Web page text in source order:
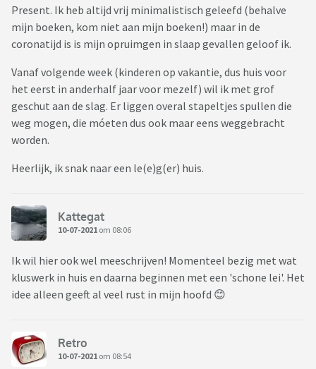
Present. Ik heb altijd vrij minimalistisch geleefd (behalve
mijn boeken, kom niet aan mijn boeken!) maar in de
coronatijd is is mijn opruimgen in slaap gevallen geloof ik.
Vanaf volgende week (kinderen op vakantie, dus huis voor
het eerst in anderhalf jaar voor mezelf) wil ik met grof
geschut aan de slag. Er liggen overal stapeltjes spullen die
weg mogen, die móeten dus ook maar eens weggebracht
worden.
Heerlijk, ik snak naar een le(e)g(er) huis.
Kattegat
10-07-2021 om 08:06
Ik wil hier ook wel meeschrijven! Momenteel bezig met wat
kluswerk in huis en daarna beginnen met een 'schone lei'. Het
idee alleen geeft al veel rust in mijn hoofd 😊
Retro
10-07-2021 om 08:54